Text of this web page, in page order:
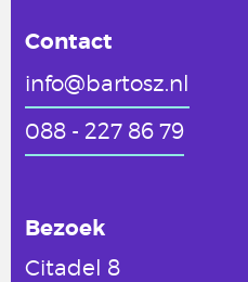
Contact
info@bartosz.nl
088 - 227 86 79
Bezoek
Citadel 8